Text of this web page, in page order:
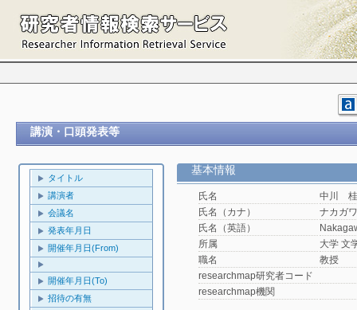
講演・口頭発表等
タイトル
講演者
会議名
発表年月日
開催年月日(From)
開催年月日(To)
招待の有無
基本情報
氏名
中川 桂
氏名（カナ）
ナカガ
氏名（英語）
所属
大学 文
職名
教授
researchmap研究者コード
researchmap機関